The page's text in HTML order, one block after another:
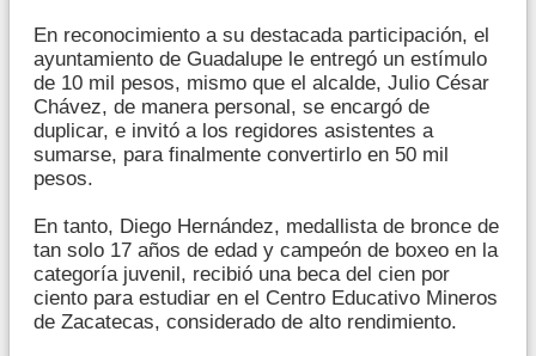
En reconocimiento a su destacada participación, el
ayuntamiento de Guadalupe le entregó un estímulo
de 10 mil pesos, mismo que el alcalde, Julio César
Chávez, de manera personal, se encargó de
duplicar, e invitó a los regidores asistentes a
sumarse, para finalmente convertirlo en 50 mil
pesos.
En tanto, Diego Hernández, medallista de bronce de
tan solo 17 años de edad y campeón de boxeo en la
categoría juvenil, recibió una beca del cien por
ciento para estudiar en el Centro Educativo Mineros
de Zacatecas, considerado de alto rendimiento.